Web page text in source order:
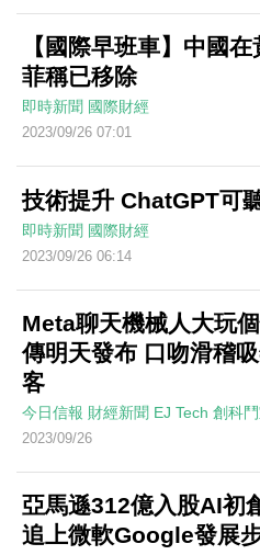
【國際早班車】中國
菲稱已移除
即時新聞 國際財經
2023/09/26 07:01
技術提升 ChatGPT可
即時新聞 國際財經
2023/09/26 06:14
Meta聊天機械人大玩
傳明天發布 口吻滑稽
客
今日信報 財經新聞 EJ Tech 創科
2023/09/26
亞馬遜312億入股AI初
追上微軟Google發展